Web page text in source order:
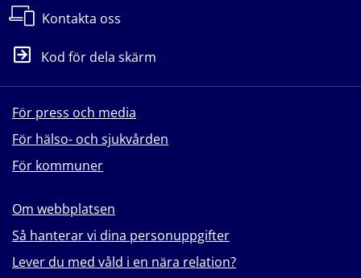
Kontakta oss
Kod för dela skärm
För press och media
För hälso- och sjukvården
För kommuner
Om webbplatsen
Så hanterar vi dina personuppgifter
Lever du med våld i en nära relation?